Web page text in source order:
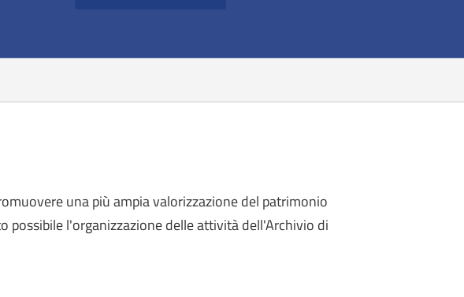
una più ampia valorizzazione del patrimonio
possibile l'organizzazione delle attività dell'Archivio di